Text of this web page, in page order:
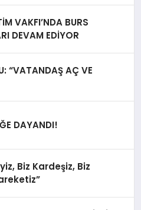
VAKFI’NDA BURS
DEVAM EDİYOR
“VATANDAŞ AÇ VE
DAYANDI!
Biz Kardeşiz, Biz